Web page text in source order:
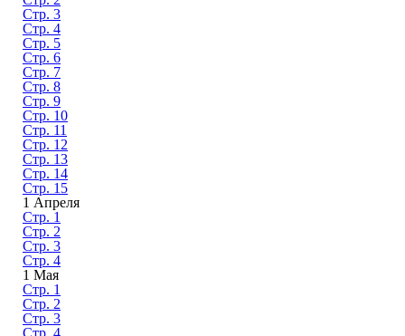
Стр. 3
Стр. 4
Стр. 5
Стр. 6
Стр. 7
Стр. 8
Стр. 9
Стр. 10
Стр. 11
Стр. 12
Стр. 13
Стр. 14
Стр. 15
1 Апреля
Стр. 1
Стр. 2
Стр. 3
Стр. 4
1 Мая
Стр. 1
Стр. 2
Стр. 3
Стр. 4